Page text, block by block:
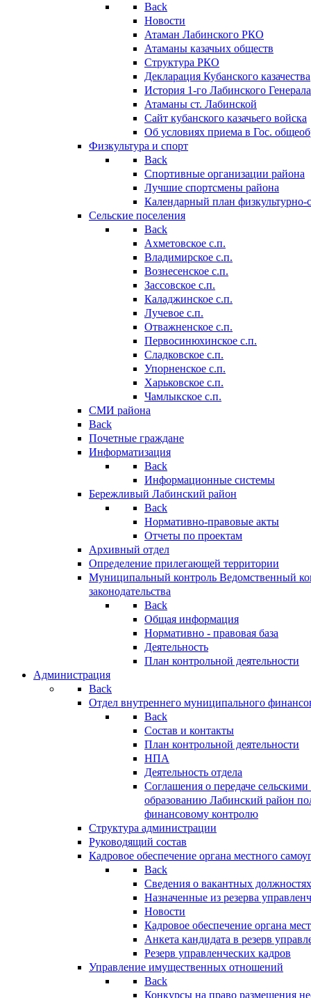
Back
Новости
Атаман Лабинского РКО
Атаманы казачьих обществ
Структура РКО
Декларация Кубанского казачества
История 1-го Лабинского
Атаманы ст. Лабинской
Cайт кубанского казачьего войска
Об условиях приема в Гос.
Физкультура и спорт
Back
Спортивные организации района
Лучшие спортсмены района
Календарный план
Сельские поселения
Back
Ахметовское с.п.
Владимирское с.п.
Вознесенское с.п.
Зассовское с.п.
Каладжинское с.п.
Лучевое с.п.
Отважненское с.п.
Первосинюхинское с.п.
Сладковское с.п.
Упорненское с.п.
Харьковское с.п.
Чамлыкское с.п.
СМИ района
Back
Почетные граждане
Информатизация
Back
Информационные системы
Бережливый Лабинский район
Back
Нормативно-правовые акты
Отчеты по проектам
Архивный отдел
Определение прилегающей территории
Муниципальный контроль Ведомственный
законодательства
Back
Общая информация
Нормативно - правовая база
Деятельность
План контрольной деятельности
Администрация
Back
Отдел внутреннего муниципального
Back
Состав и контакты
План контрольной деятельности
НПА
Деятельность отдела
Соглашения о передаче
образованию Лабинский район
финансовому контролю
Структура администрации
Руководящий состав
Кадровое обеспечение органа местного
Back
Сведения о вакантных
Назначенные из резерва
Новости
Кадровое обеспечение органа
Анкета кандидата в резерв
Резерв управленческих кадров
Управление имущественных отношений
Back
Конкурсы на право размещения